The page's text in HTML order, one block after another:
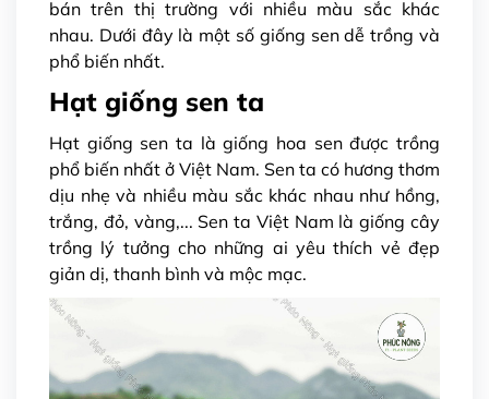
bán trên thị trường với nhiều màu sắc khác
nhau. Dưới đây là một số giống sen dễ trồng và
phổ biến nhất.
Hạt giống sen ta
Hạt giống sen ta là giống hoa sen được trồng
phổ biến nhất ở Việt Nam. Sen ta có hương thơm
dịu nhẹ và nhiều màu sắc khác nhau như hồng,
trắng, đỏ, vàng,... Sen ta Việt Nam là giống cây
trồng lý tưởng cho những ai yêu thích vẻ đẹp
giản dị, thanh bình và mộc mạc.